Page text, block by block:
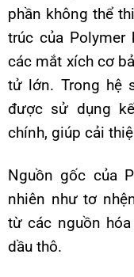
phần không thể
trúc của
các mắt xích cơ
tử lớn. Trong hệ
được sử dụng
chính, giúp cải
Nguồn gốc của
nhiên như tơ
từ các nguồn
dầu thô.